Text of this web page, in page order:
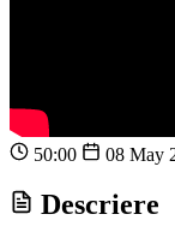
50:00 08 May
Descriere